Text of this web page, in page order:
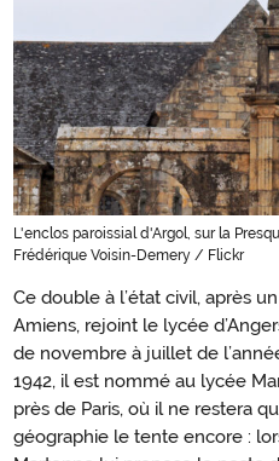
L'enclos paroissial d'Argol, sur la
Frédérique Voisin-Demery / Flickr
Ce double à l’état civil, après
Amiens, rejoint le lycée
de novembre à juillet de
1942, il est nommé au lycée
près de Paris, où il ne restera
géographie le tente encore :